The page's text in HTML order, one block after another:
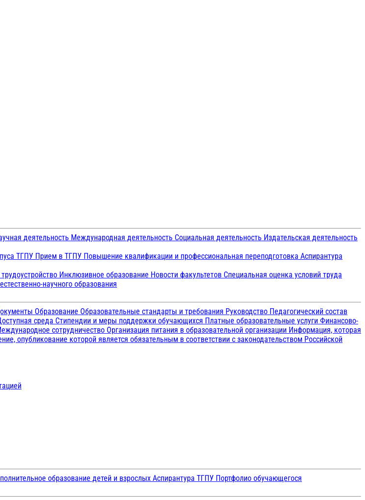
деятельность Международная деятельность Социальная деятельность Издательская деятельность
ТГПУ Прием в ТГПУ Повышение квалификации и профессиональная переподготовка Аспирантура
Инклюзивное образование Новости факультетов Специальная оценка условий труда
научного образования
Образование Образовательные стандарты и требования Руководство Педагогический состав
среда Стипендии и меры поддержки обучающихся Платные образовательные услуги Финансово-
сотрудничество Организация питания в образовательной организации Информация, которая
опубликование которой является обязательным в соответствии с законодательством Российской
образование детей и взрослых Аспирантура ТГПУ Портфолио обучающегося